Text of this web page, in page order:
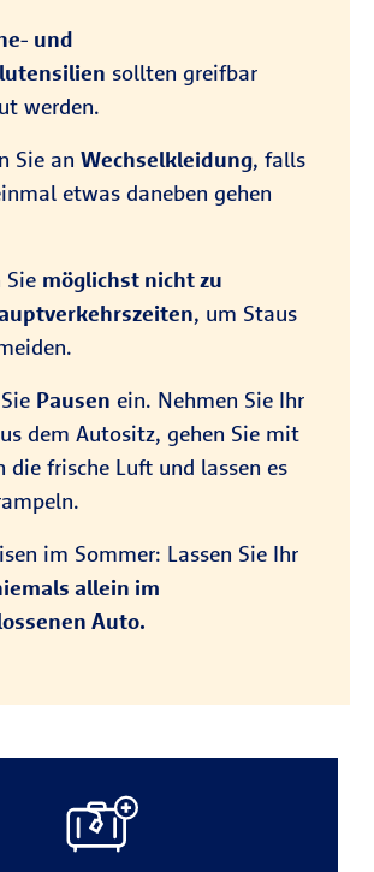
und
sollten greifbar
werden.
Sie an Wechselkleidung, falls
etwas daneben gehen
Sie möglichst nicht zu
, um Staus
Pausen ein. Nehmen Sie Ihr
dem Autositz, gehen Sie mit
die frische Luft und lassen es
im Sommer: Lassen Sie Ihr
allein im
Auto.